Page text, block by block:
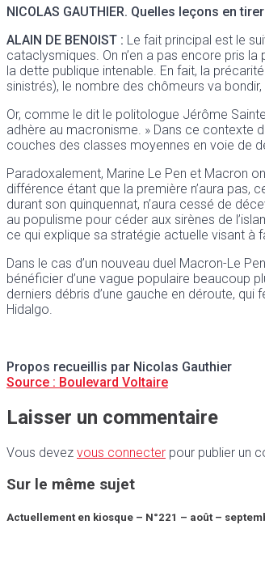
NICOLAS GAUTHIER. Quelles leçons en
ALAIN DE BENOIST : Le fait principal est le
cataclysmiques. On n’en a pas encore pris
la dette publique intenable. En fait, la
sinistrés), le nombre des chômeurs va
Or, comme le dit le politologue Jérôme
adhère au macronisme. » Dans ce contexte
couches des classes moyennes en voie de
Paradoxalement, Marine Le Pen et Macron
différence étant que la première n’aura pas,
durant son quinquennat, n’aura cessé de
au populisme pour céder aux sirènes de
ce qui explique sa stratégie actuelle visant à
Dans le cas d’un nouveau duel Macron-Le
bénéficier d’une vague populaire beaucoup
derniers débris d’une gauche en déroute,
Hidalgo.
Propos recueillis par Nicolas Gauthier
Source : Boulevard Voltaire
Laisser un commentaire
Vous devez vous connecter pour publier un
Sur le même sujet
Actuellement en kiosque – N°221 – août –